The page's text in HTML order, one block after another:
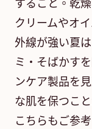
すること。乾
クリームやオ
外線が強い夏
ミ・そばかす
ンケア製品を
な肌を保つこ
こちらもご参